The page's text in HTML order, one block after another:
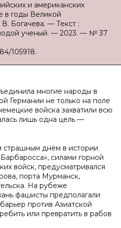
и американских
в годы Великой
Богачева. — Текст :
ученый. — 2023. — № 37
105918.
многие народы в
Германии не только на поле
войска захватили всю
лишь одна цель —
страшным днём в истории
силами горной
войск, предусматривался
порта Мурманск,
На рубеже
фашисты предполагали
против Азиатской
или превратить в рабов